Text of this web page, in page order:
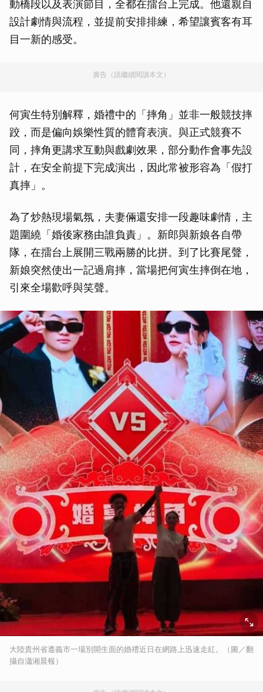
動橋段以及表演節目，全都在擂台上完成。他還親自
設計劇情與流程，並提前安排排練，希望讓賓客有耳
目一新的感受。
廣告（請繼續閱讀本文）
何寅生特別解釋，婚禮中的「摔角」並非一般競技摔
跤，而是偏向娛樂性質的體育表演。與正式競賽不
同，摔角更講求互動與戲劇效果，部分動作會事先設
計，在安全前提下完成演出，因此常被形容為「假打
真摔」。
為了炒熱現場氣氛，夫妻倆還安排一段趣味劇情，主
題圍繞「婚後家務由誰負責」。新郎與新娘各自帶
隊，在擂台上展開三戰兩勝的比拼。到了比賽尾聲，
新娘突然使出一記過肩摔，當場把何寅生摔倒在地，
引來全場歡呼與笑聲。
大陸貴州省遵義市一場別開生面的婚禮近日在網路上迅速走紅。（圖／翻
攝自瀟湘晨報）